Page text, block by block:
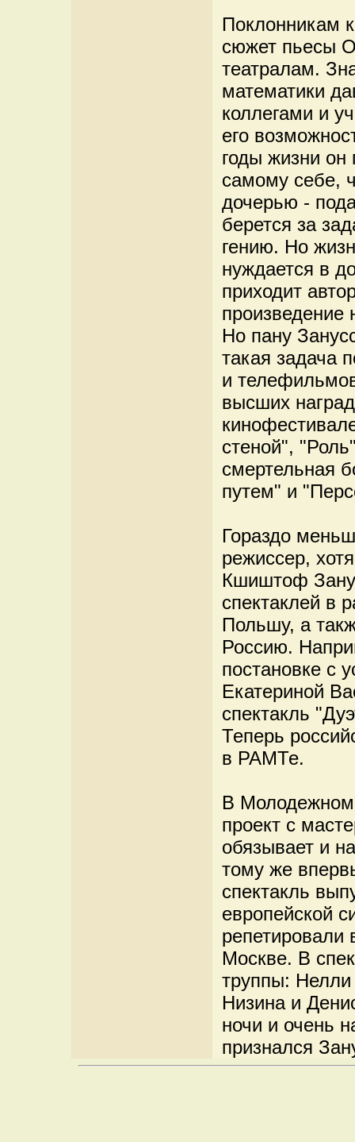
Поклонникам
сюжет пьесы
театралам.
математики
коллегами и
его
годы жизни он
самому себе,
дочерью -
берется за
гению. Но
нуждается в
приходит
произведение
Но пану
такая задача
и
высших
стеной",
смертельная
путем" и
Гораздо
режиссер,
Кшиштоф
спектаклей в
Польшу, а
Россию.
постановке с
Екатериной
спектакль
Теперь
в РАМТе.
В Молодежном
проект с
обязывает и
тому же
спектакль
европейской
Москве. В
труппы:
Низина и
ночи и очень
признался